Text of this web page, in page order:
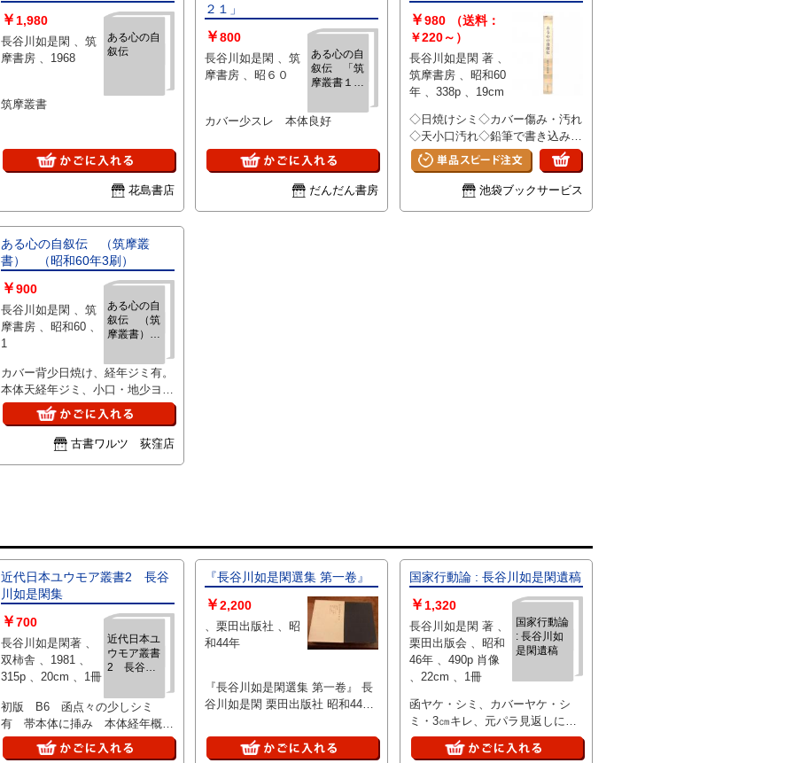
ある心の自
叙伝
￥ 1,980
長谷川如是閑 、筑
摩書房 、1968
筑摩叢書
花島書店
２１」
ある心の自
叙伝 「筑
摩叢書１２
￥800
長谷川如是閑 、筑
摩書房 、昭６０
カバー少スレ 本体良好
だんだん書房
￥980
（送料：
￥220～）
長谷川如是閑 著 、
筑摩書房 、昭和60
年 、338p 、19cm
◇日焼けシミ◇カバー傷み・汚れ
◇天小口汚れ◇鉛筆で書き込みあ
ります
池袋ブックサービス
ある心の自叙伝 （筑摩叢
書） （昭和60年3刷）
ある心の自
叙伝 （筑
摩叢書）
3刷）
￥900
長谷川如是閑 、筑
摩書房 、昭和60 、
1
カバー背少日焼け、経年ジミ有。
本体天経年ジミ、小口・地少ヨゴ
レ有。他、本体経年良好。3刷。
定価1442円。ベージュ色カバ
ー。（筑摩叢書版）。古書ワルツ 荻窪店
近代日本ユウモア叢書2 長谷
川如是閑集
近代日本ユ
ウモア叢書
2 長谷川
￥700
長谷川如是閑著 、
双柿舎 、1981 、
315p 、20cm 、1冊
初版 B6 函点々の少しシミ
有 帯本体に挿み 本体経年概ね
良
『長谷川如是閑選集 第一卷』
￥2,200
、栗田出版社 、昭
和44年
『長谷川如是閑選集 第一卷』 長
谷川如是閑 栗田出版社 昭和44年
国家行動論 : 長谷川如是閑遺稿
国家行動論
: 長谷川如
是閑遺稿
￥ 1,320
長谷川如是閑 著 、
栗田出版会 、昭和
46年 、490p 肖像
、22cm 、1冊
函ヤケ・シミ、カバーヤケ・シ
ミ・3㎝キレ、元パラ見返しにノ
リ付け